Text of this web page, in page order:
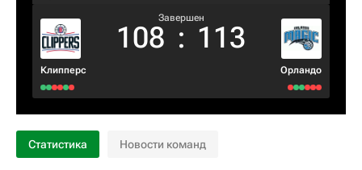
Клипперс
Завершен
108 : 113
Орландо
Статистика Новости команд